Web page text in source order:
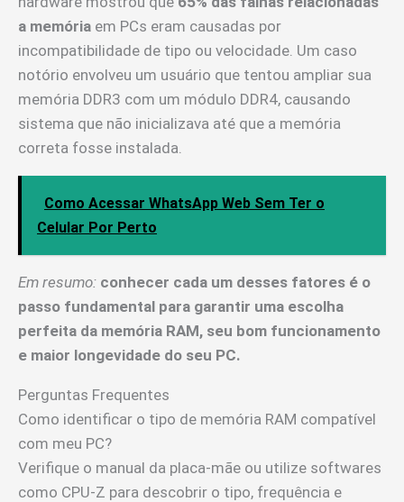
a memória em PCs eram causadas por
incompatibilidade de tipo ou velocidade. Um caso
notório envolveu um usuário que tentou ampliar sua
memória DDR3 com um módulo DDR4, causando
sistema que não inicializava até que a memória
correta fosse instalada.
Como Acessar WhatsApp Web Sem Ter o
Celular Por Perto
Em resumo: conhecer cada um desses fatores é o
passo fundamental para garantir uma escolha
perfeita da memória RAM, seu bom funcionamento
e maior longevidade do seu PC.
Perguntas Frequentes
Como identificar o tipo de memória RAM compatível
com meu PC?
Verifique o manual da placa-mãe ou utilize softwares
como CPU-Z para descobrir o tipo, frequência e